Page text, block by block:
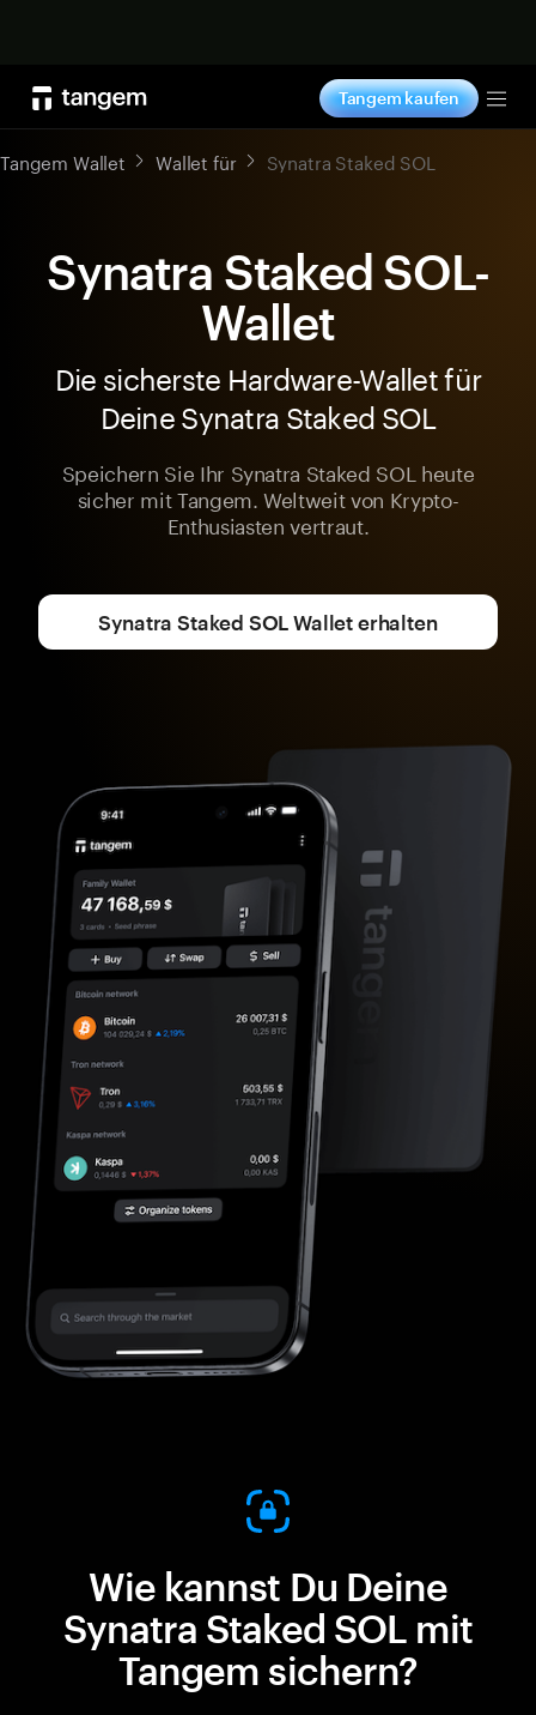
Tangem kaufen
Tangem Wallet Wallet für Synatra Staked SOL
Synatra Staked SOL-
Wallet
Die sicherste Hardware-Wallet für
Deine Synatra Staked SOL
Speichern Sie Ihr Synatra Staked SOL heute
sicher mit Tangem. Weltweit von Krypto-
Enthusiasten vertraut.
Synatra Staked SOL Wallet erhalten
Wie kannst Du Deine
Synatra Staked SOL mit
Tangem sichern?